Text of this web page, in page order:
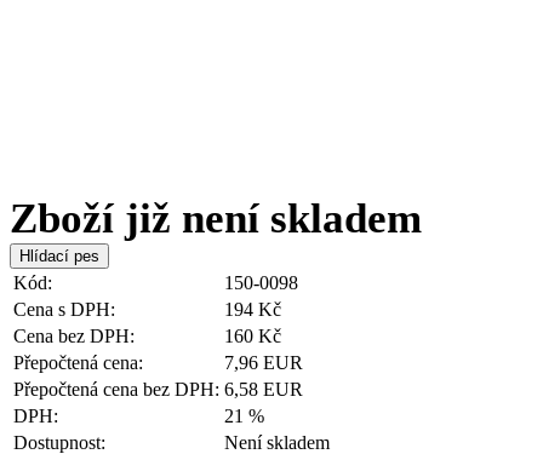
Zboží již není skladem
Kód:
150-0098
Cena s DPH:
194 Kč
Cena bez DPH:
160 Kč
Přepočtená cena:
7,96 EUR
Přepočtená cena bez DPH: 6,58 EUR
DPH:
21 %
Dostupnost:
Není skladem